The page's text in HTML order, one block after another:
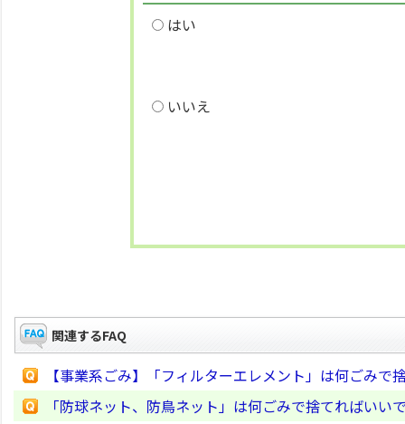
はい
いいえ
関連するFAQ
【事業系ごみ】「フィルターエレメント」は何ごみで
「防球ネット、防鳥ネット」は何ごみで捨てればいい